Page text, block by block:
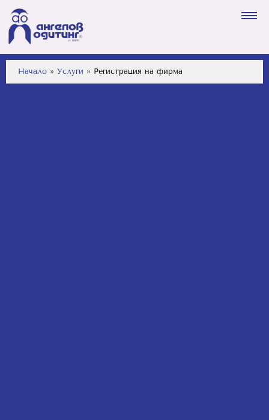
Начало » Услуги » Регистрация на фирма